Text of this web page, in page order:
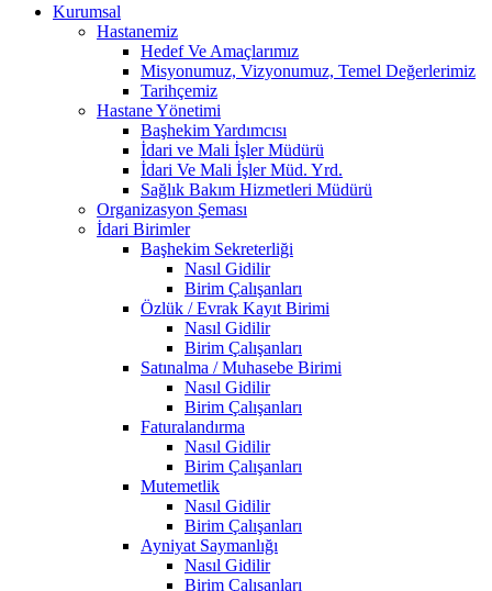
Kurumsal
Hastanemiz
Hedef Ve Amaçlarımız
Misyonumuz, Vizyonumuz, Temel Değerlerimiz
Tarihçemiz
Hastane Yönetimi
Başhekim Yardımcısı
İdari ve Mali İşler Müdürü
İdari Ve Mali İşler Müd. Yrd.
Sağlık Bakım Hizmetleri Müdürü
Organizasyon Şeması
İdari Birimler
Başhekim Sekreterliği
Nasıl Gidilir
Birim Çalışanları
Özlük / Evrak Kayıt Birimi
Nasıl Gidilir
Birim Çalışanları
Satınalma / Muhasebe Birimi
Nasıl Gidilir
Birim Çalışanları
Faturalandırma
Nasıl Gidilir
Birim Çalışanları
Mutemetlik
Nasıl Gidilir
Birim Çalışanları
Ayniyat Saymanlığı
Nasıl Gidilir
Birim Çalışanları